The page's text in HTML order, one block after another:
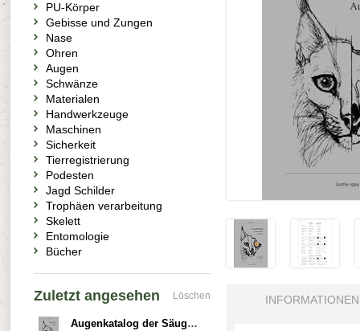
INFORMATIONEN
PU-Körper
Gebisse und Zungen
Nase
Ohren
Augen
Schwänze
Materialen
Handwerkzeuge
Maschinen
Sicherkeit
Tierregistrierung
Podesten
Jagd Schilder
Trophäen verarbeitung
Skelett
Entomologie
Bücher
Zuletzt angesehen Löschen
Augenkatalog der Säugetiere Europas